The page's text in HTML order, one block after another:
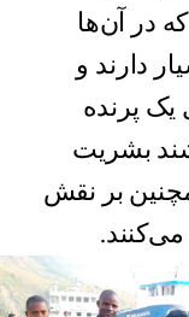
که در آن‌ها
دارند و
یک پرنده
بشریت
بر نقش